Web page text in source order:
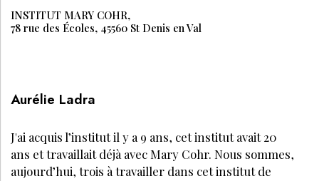
INSTITUT MARY COHR,
78 rue des Écoles, 45560 St Denis en Val
Aurélie Ladra
J'ai acquis l’institut il y a 9 ans, cet institut avait 20
ans et travaillait déjà avec Mary Cohr. Nous sommes,
aujourd’hui, trois à travailler dans cet institut de